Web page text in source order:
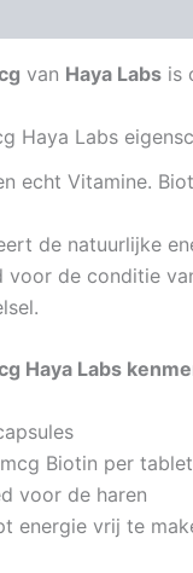
van Haya Labs is
Haya Labs
echt Vitamine.
de natuurlijke
voor de conditie
Haya Labs
Biotin per tablet
voor de haren
energie vrij te